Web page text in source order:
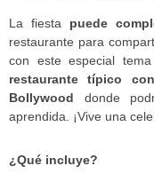
La fiesta puede
restaurante para
con este especial
restaurante típico
Bollywood donde
aprendida. ¡Vive una
¿Qué incluye?